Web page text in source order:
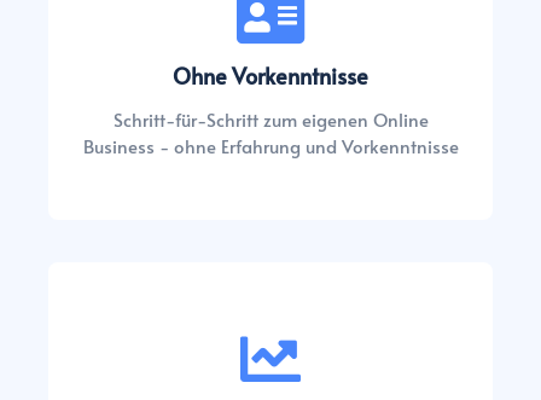
Ohne Vorkenntnisse
Schritt-für-Schritt zum eigenen Online
Business - ohne Erfahrung und Vorkenntnisse